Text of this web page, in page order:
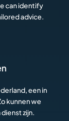
can identify
advice.
een in
kunnen we
zijn.